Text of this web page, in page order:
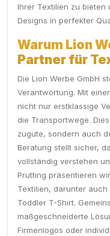
Ihrer Textilien zu bieten
Designs in perfekter
Warum Lion
Partner für
Die Lion Werbe GmbH
Verantwortung. Mit
nicht nur erstklassige
die Transportwege.
zugute, sondern auch
Beratung stellt sicher,
vollständig verstehen
Prutting präsentieren
Textilien, darunter
Toddler T-Shirt.
maßgeschneiderte
Firmenlogos oder